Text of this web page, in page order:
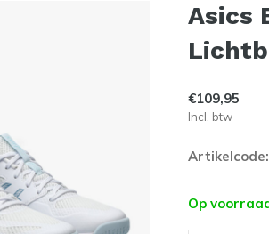
Asics
€109,95
Incl. btw
Artikelcode:
Op